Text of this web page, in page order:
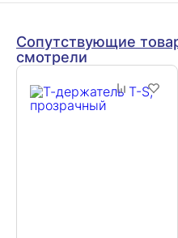
Сопутствующие
смотрели